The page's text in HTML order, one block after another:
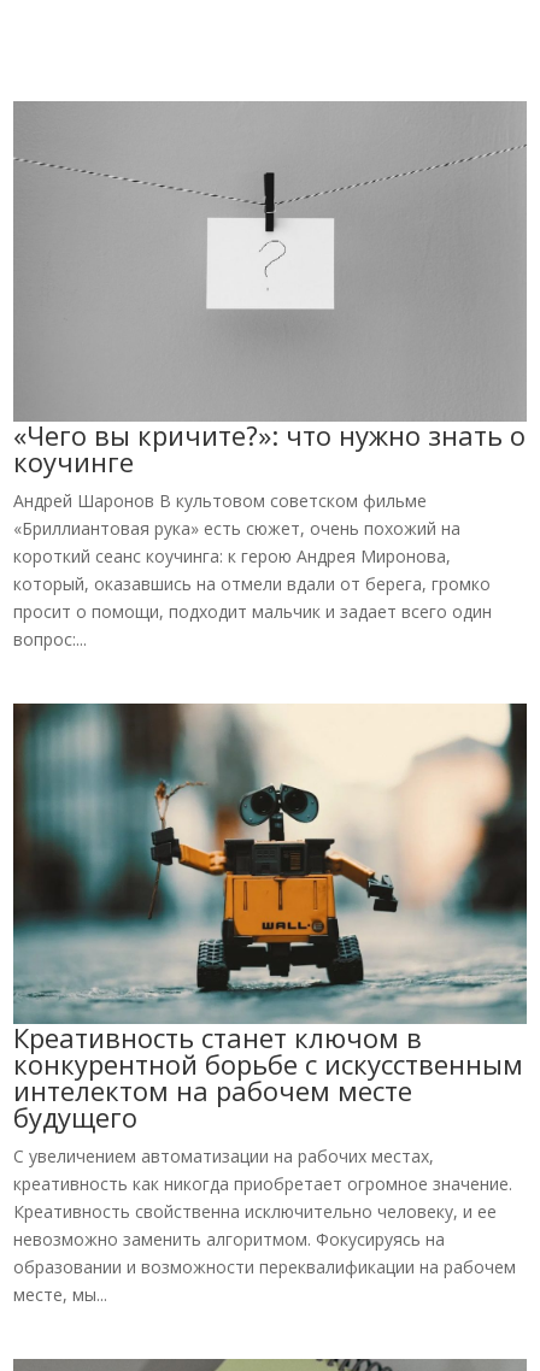
«Чего вы кричите?»: что нужно знать о
коучинге
Андрей Шаронов В культовом советском фильме
«Бриллиантовая рука» есть сюжет, очень похожий на
короткий сеанс коучинга: к герою Андрея Миронова,
который, оказавшись на отмели вдали от берега, громко
просит о помощи, подходит мальчик и задает всего один
вопрос:...
Креативность станет ключом в
конкурентной борьбе с искусственным
интелектом на рабочем месте
будущего
С увеличением автоматизации на рабочих местах,
креативность как никогда приобретает огромное значение.
Креативность свойственна исключительно человеку, и ее
невозможно заменить алгоритмом. Фокусируясь на
образовании и возможности переквалификации на рабочем
месте, мы...